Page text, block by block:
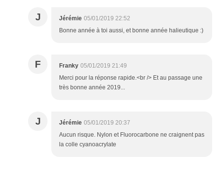
J Jérémie 05/01/2019 22:52
Bonne année à toi aussi, et bonne année halieutique :)
F Franky 05/01/2019 21:49
Merci pour la réponse rapide.<br /> Et au passage une
très bonne année 2019...
J Jérémie 05/01/2019 20:37
Aucun risque. Nylon et Fluorocarbone ne craignent pas
la colle cyanoacrylate